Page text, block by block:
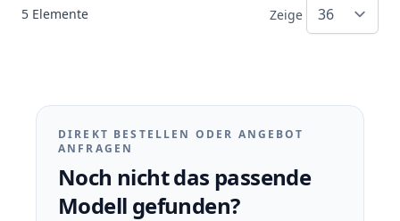
5 Elemente Zeige
DIREKT BESTELLEN ODER ANGEBOT
ANFRAGEN
Noch nicht das passende
Modell gefunden?